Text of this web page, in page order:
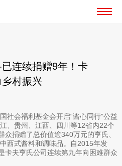
连续捐赠9年！卡
村振兴
社会福利基金会开启“酱心同行”公益
、贵州、江西、四川等12省内22个
捐赠了总价值逾340万元的亨氏、
西式酱料和调味品。自2015年发
卡夫亨氏公司连续第九年向困难群众